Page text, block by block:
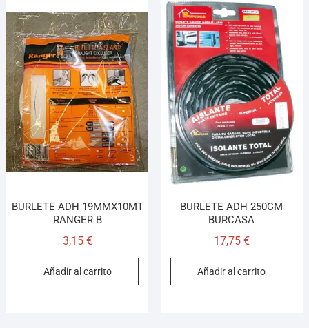
BURLETE ADH 19MMX10MT
RANGER B
3,15 €
Añadir al carrito
BURLETE ADH 250CM
BURCASA
17,75 €
Añadir al carrito